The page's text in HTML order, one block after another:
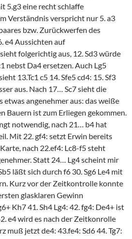
5.g3 eine recht schlaffe
Verständnis verspricht nur 5. a3
bzw. Zurückwerfen des
e4 Aussichten auf
folgerichtig aus, 12. Sd3 würde
nebst Da4 ersetzen. Auch Lg5
13.Tc1 c5 14. Sfe5 cd4: 15. Sf3
aus. Nach 17… Sc7 sieht die
angenehmer aus: das weiße
Bauern ist zum Erliegen gekommen.
notwendig, nach 21… b4 hat
Mit 22. gf4: setzt Erwin bereits
nach 22.ef4: Lc8-f5 steht
Statt 24… Lg4 scheint mir
läßt sich durch f6 30. Sg6 Le4 mit
Kurz vor der Zeitkontrolle konnte
glasklaren Gewinn
Kh7 41. Sh4 Lg4: 42. fg4: De4+ ist
e4 wird es nach der Zeitkonrolle
muß jetzt de4: 43.fe4: Sd6 44. Tg7: